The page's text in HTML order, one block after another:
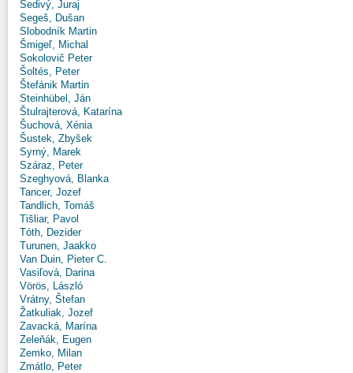
Šedivý, Juraj
Segeš, Dušan
Slobodník Martin
Šmigeľ, Michal
Sokolovič Peter
Šoltés, Peter
Štefánik Martin
Steinhübel, Ján
Štulrajterová, Katarína
Šuchová, Xénia
Šustek, Zbyšek
Syrný, Marek
Száraz, Peter
Szeghyová, Blanka
Tancer, Jozef
Tandlich, Tomáš
Tišliar, Pavol
Tóth, Dezider
Turunen, Jaakko
Van Duin, Pieter C.
Vasiľová, Darina
Vörös, László
Vrátny, Štefan
Žatkuliak, Jozef
Zavacká, Marína
Zeleňák, Eugen
Zemko, Milan
Zmátlo, Peter